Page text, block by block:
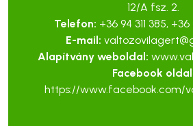
12/A fsz. 2.
Telefon: +36 94 311 385, +36
E-mail:
Alapítvány weboldal:
Facebook
https://www.facebook.com/